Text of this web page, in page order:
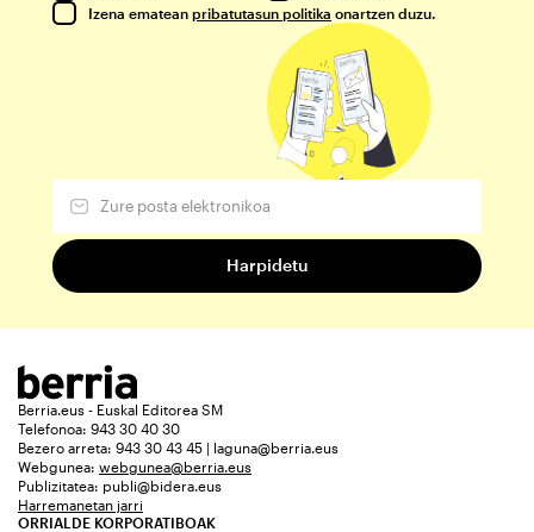
Izena ematean pribatutasun politika onartzen duzu.
Berria.eus - Euskal Editorea SM
Telefonoa: 943 30 40 30
Bezero arreta: 943 30 43 45 | laguna@berria.eus
Webgunea: webgunea@berria.eus
Publizitatea: publi@bidera.eus
Harremanetan jarri
ORRIALDE KORPORATIBOAK